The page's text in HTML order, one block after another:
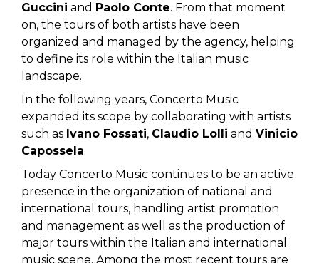
Guccini and Paolo Conte. From that moment
on, the tours of both artists have been
organized and managed by the agency, helping
to define its role within the Italian music
landscape.
In the following years, Concerto Music
expanded its scope by collaborating with artists
such as Ivano Fossati, Claudio Lolli and Vinicio
Capossela.
Today Concerto Music continues to be an active
presence in the organization of national and
international tours, handling artist promotion
and management as well as the production of
major tours within the Italian and international
music scene. Among the most recent tours are